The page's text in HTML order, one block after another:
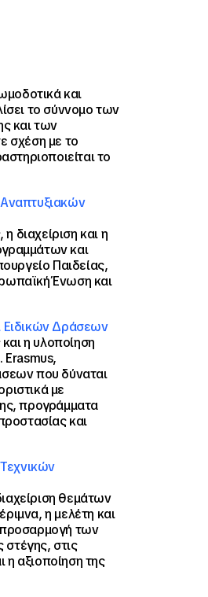
και
το σύννομο των
και των
σχέση με το
το
διαχείριση και η
και
Παιδείας,
Ένωση και
Ειδικών Δράσεων
η υλοποίηση
που δύναται
με
προγράμματα
και
θεμάτων
η μελέτη και
των
στέγης, στις
η αξιοποίηση της